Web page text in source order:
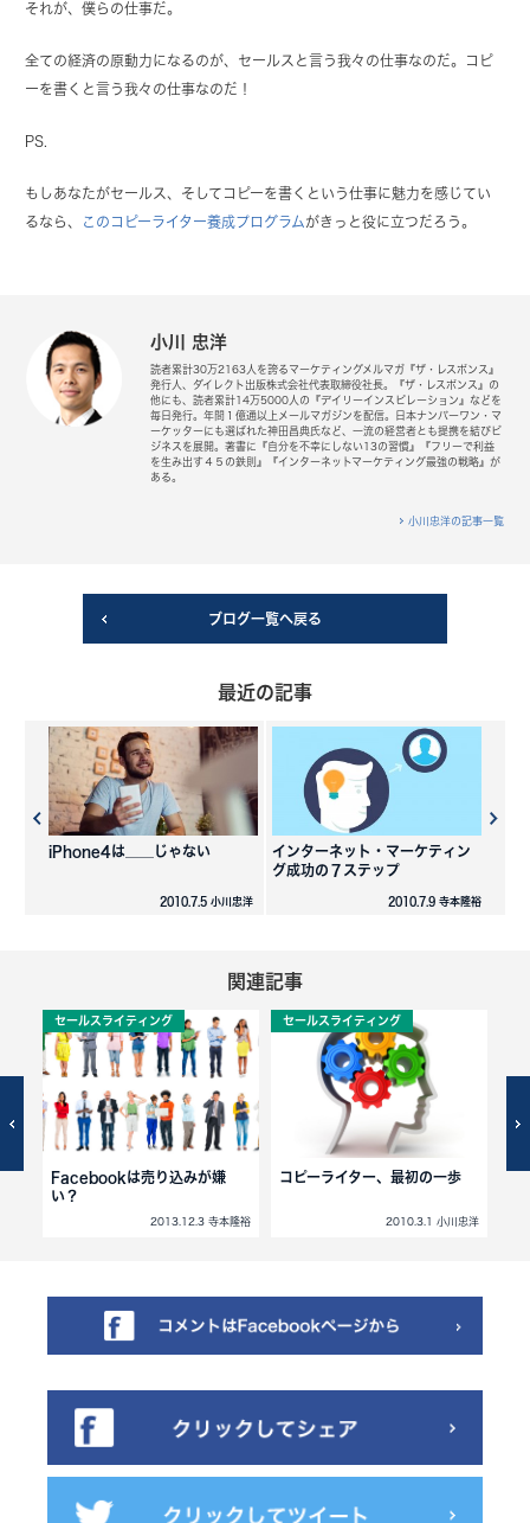
それが、僕らの仕事だ。
全ての経済の原動力になるのが、セールスと言う我々の仕事なのだ。コピ
ーを書くと言う我々の仕事なのだ！
PS.
もしあなたがセールス、そしてコピーを書くという仕事に魅力を感じてい
るなら、
このコピーライター養成プログラム がきっと役に立つだろう。
小川 忠洋
読者累計30万2163人を誇るマーケティングメルマガ『ザ・レスポンス』
発行人、ダイレクト出版株式会社代表取締役社長。『ザ・レスポンス』の
他にも、読者累計14万5000人の『デイリーインスピレーション』などを
毎日発行。年間１億通以上メールマガジンを配信。日本ナンバーワン・マ
ーケッターにも選ばれた神田昌典氏など、一流の経営者とも提携を結びビ
ジネスを展開。著書に『自分を不幸にしない13の習慣』『フリーで利益
を生み出す４５の鉄則』『インターネットマーケティング最強の戦略』が
ある。
小川忠洋の記事一覧
ブログ一覧へ戻る
最近の記事
iPhone4は＿＿じゃない
2010.7.5 小川忠洋
インターネット・マーケティン
グ成功の７ステップ
2010.7.9 寺本隆裕
関連記事
セールスライティング
Facebookは売り込みが嫌
い？
2013.12.3 寺本隆裕
セールスライティング
コピーライター、最初の一歩
2010.3.1 小川忠洋